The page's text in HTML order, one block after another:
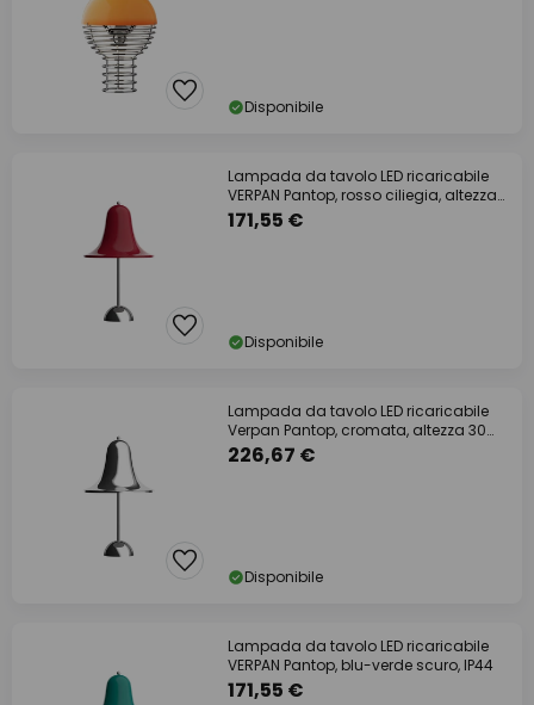
Disponibile
Lampada da tavolo LED ricaricabile
VERPAN Pantop, rosso ciliegia, altezza
30 cm
171,55 €
Disponibile
Lampada da tavolo LED ricaricabile
Verpan Pantop, cromata, altezza 30
cm, IP44
226,67 €
Disponibile
Lampada da tavolo LED ricaricabile
VERPAN Pantop, blu-verde scuro, IP44
171,55 €